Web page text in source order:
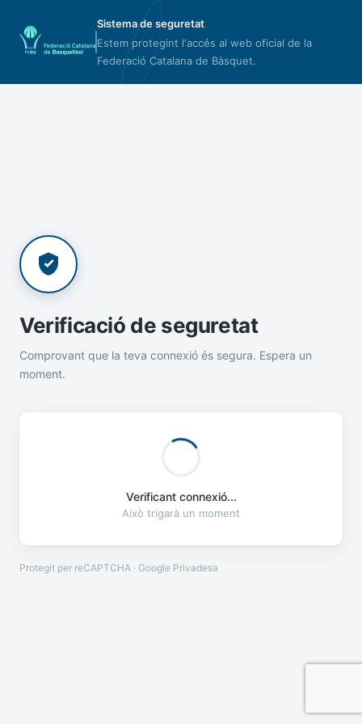
Sistema de seguretat
Estem protegint l'accés al web oficial de la
Federació Catalana de Bàsquet.
Verificació de seguretat
Comprovant que la teva connexió és segura. Espera un
moment.
Verificant connexió...
Això trigarà un moment
Protegit per reCAPTCHA · Google Privadesa